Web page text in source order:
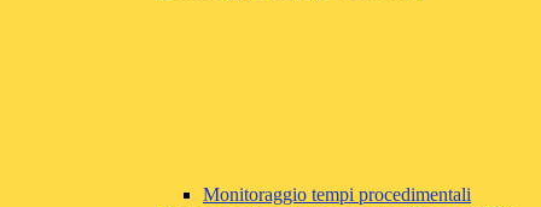
Monitoraggio tempi procedimentali